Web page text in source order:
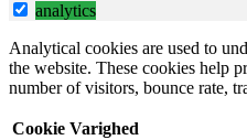
analytics
Analytical cookies are used to
the website. These cookies help
number of visitors, bounce rate,
Cookie Varighed